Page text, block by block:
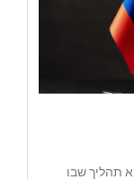
תהליך שבו